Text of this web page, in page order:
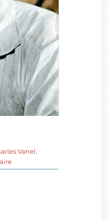
Vanel,
sur
La